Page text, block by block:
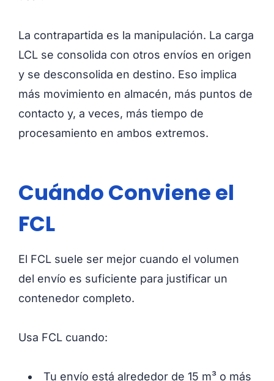
La contrapartida es la manipulación. La carga
LCL se consolida con otros envíos en origen
y se desconsolida en destino. Eso implica
más movimiento en almacén, más puntos de
contacto y, a veces, más tiempo de
procesamiento en ambos extremos.
Cuándo Conviene el
FCL
El FCL suele ser mejor cuando el volumen
del envío es suficiente para justificar un
contenedor completo.
Usa FCL cuando:
Tu envío está alrededor de 15 m³ o más